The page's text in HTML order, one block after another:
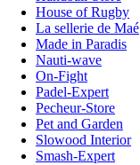
House of Rugby
La sellerie de Maé
Made in Paradis
Nauti-wave
On-Fight
Padel-Expert
Pecheur-Store
Pet and Garden
Slowood Interior
Smash-Expert